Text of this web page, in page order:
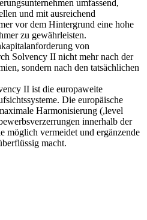
umfassend,
und mit ausreichend
vor dem Hintergrund eine hohe
zu gewährleisten.
von
Solvency II nicht mehr nach der
sondern nach den tatsächlichen
II ist die europaweite
Die europäische
Harmonisierung (,level
innerhalb der
möglich vermeidet und ergänzende
macht.